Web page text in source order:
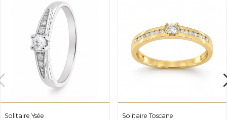
Solitaire Ysée
Solitaire Toscane